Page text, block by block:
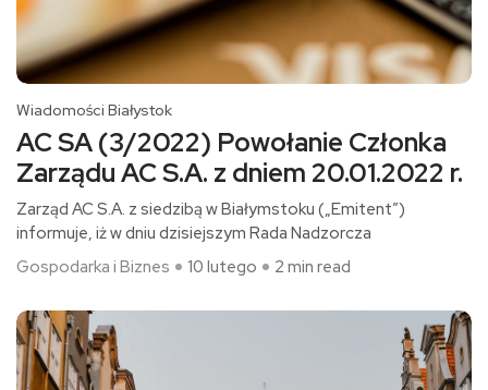
Wiadomości Białystok
AC SA (3/2022) Powołanie Członka
Zarządu AC S.A. z dniem 20.01.2022 r.
Zarząd AC S.A. z siedzibą w Białymstoku („Emitent”)
informuje, iż w dniu dzisiejszym Rada Nadzorcza
Gospodarka i Biznes
10 lutego 2 min read